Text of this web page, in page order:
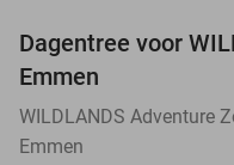
Dagentree voor
Emmen
WILDLANDS Adventure
Emmen